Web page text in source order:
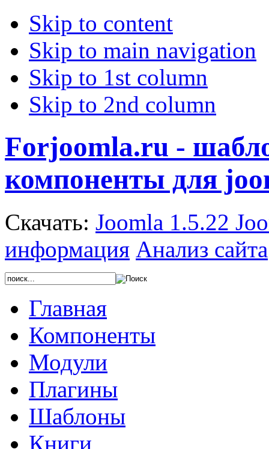
Skip to content
Skip to main navigation
Skip to 1st column
Skip to 2nd column
Forjoomla.ru -
компоненты для
Скачать: Joomla 1.5.22
информация Анализ сайта
Главная
Компоненты
Модули
Плагины
Шаблоны
Книги